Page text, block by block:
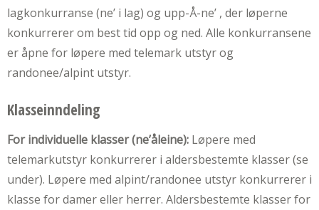
lagkonkurranse (ne’ i lag) og upp-Å-ne’ , der løperne
konkurrerer om best tid opp og ned. Alle konkurransene
er åpne for løpere med telemark utstyr og
randonee/alpint utstyr.
Klasseinndeling
For individuelle klasser (ne’åleine): Løpere med
telemarkutstyr konkurrerer i aldersbestemte klasser (se
under). Løpere med alpint/randonee utstyr konkurrerer i
klasse for damer eller herrer. Aldersbestemte klasser for